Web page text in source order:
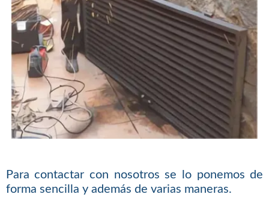
Para contactar con nosotros se lo ponemos de
forma sencilla y además de varias maneras.